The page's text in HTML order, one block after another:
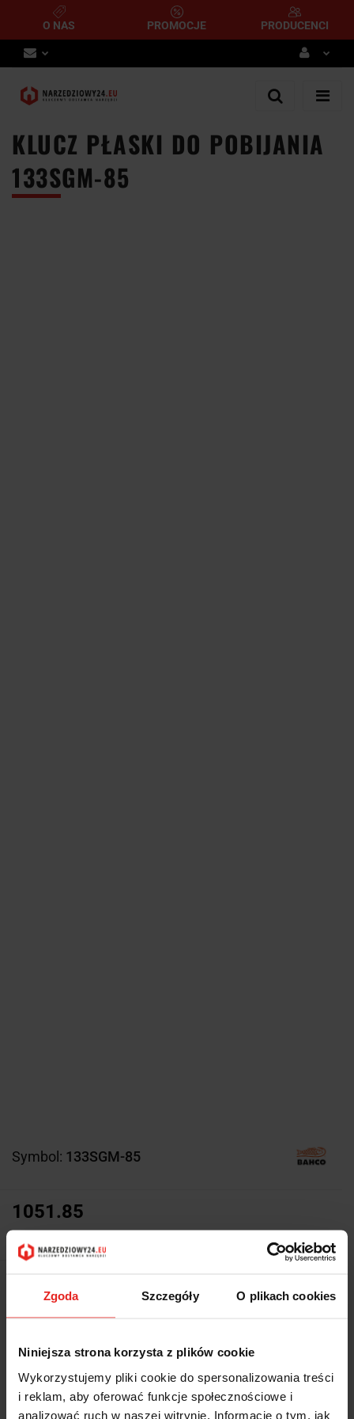
Zgoda Szczegóły O plikach cookies
Niniejsza strona korzysta z plików cookie
Wykorzystujemy pliki cookie do spersonalizowania treści
i reklam, aby oferować funkcje społecznościowe i
analizować ruch w naszej witrynie. Informacje o tym, jak
O NAS PROMOCJE PRODUCENCI
Zaloguj się
Dodaj zgłoszenie
KLUCZ PŁASKI DO POBIJANIA
133SGM-85
Symbol: 133SGM-85
1051.85
1051.85
Wysyłka w ciągu
dni roboczych)
Waga 5.86 kg